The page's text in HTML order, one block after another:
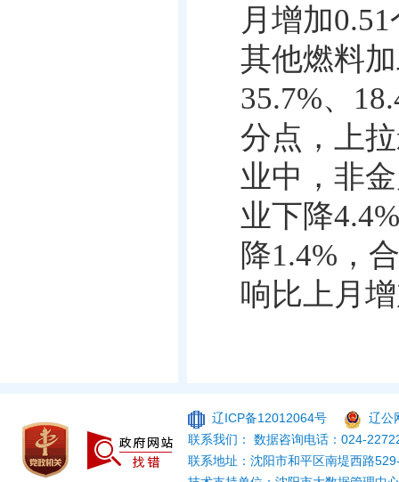
月增加0.51
其他燃料
35.7%、
分点，上
业中，非
业下降4.4%
降1.4% ，
响比上月
辽ICP备12012064号
辽公
联系我们： 数据咨询电话：024-
联系地址：沈阳市和平区南堤西路